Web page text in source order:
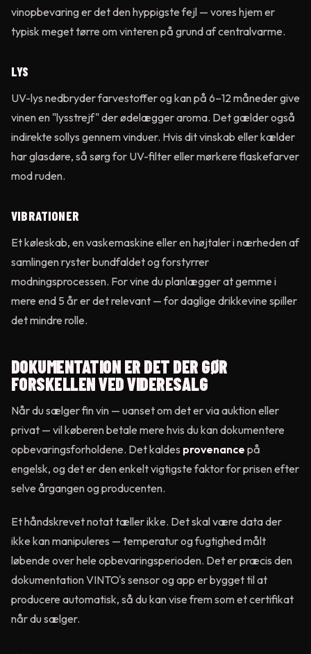
vinopbevaring er det den hyppigste fejl — vores hjem er
typisk meget tørre om vinteren på grund af centralvarme.
LYS
UV-lys nedbryder farvestoffer og kan på 6–12 måneder give
vinen en "lysstrejf" der ødelægger aroma. Det gælder også
indirekte sollys gennem vinduer. Hvis dit vinskab eller kælder
har glasdøre, så sørg for UV-filter eller mørkere flaskefarver
mod ruden.
VIBRATIONER
Et køleskab, en vaskemaskine eller en højtaler i nærheden af
samlingen ryster bundfaldet og forstyrrer
modningsprocessen. For vine du planlægger at gemme i
mere end 5 år er det relevant — for daglige drikkevine spiller
det mindre rolle.
DOKUMENTATION ER DET DER GØR
FORSKELLEN VED VIDERESALG
Når du sælger fin vin — uanset om det er via auktion eller
privat — vil køberen betale mere hvis du kan dokumentere
opbevaringsforholdene. Det kaldes provenance på
engelsk, og det er den enkelt vigtigste faktor for prisen efter
selve årgangen og producenten.
Et håndskrevet notat tæller ikke. Det skal være data der
ikke kan manipuleres — temperatur og fugtighed målt
løbende over hele opbevaringsperioden. Det er præcis den
dokumentation VINTO's sensor og app er bygget til at
producere automatisk, så du kan vise frem som et certifikat
når du sælger.